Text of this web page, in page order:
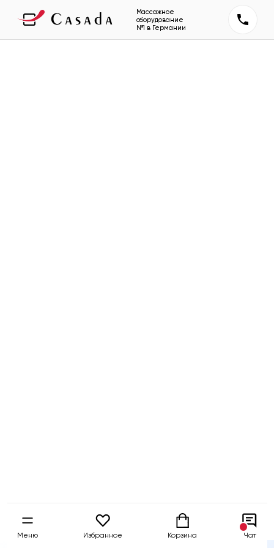
Массажное
оборудование
№1 в Германии
тест-драйв
Гарантия 5
Меню Избранное Корзина Чат